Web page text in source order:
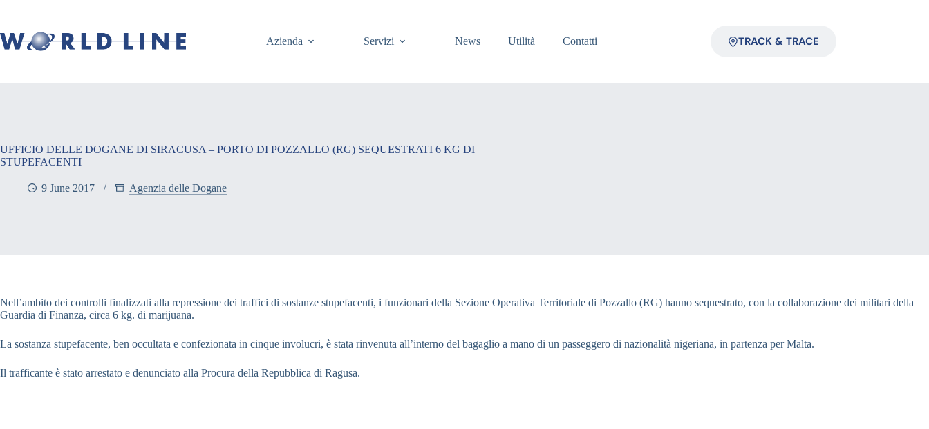
Azienda Servizi News Utilità Contatti TRACK & TRACE
UFFICIO DELLE DOGANE DI SIRACUSA – PORTO DI POZZALLO (RG) SEQUESTRATI 6 KG DI
STUPEFACENTI
9 June 2017 Agenzia delle Dogane
Nell’ambito dei controlli finalizzati alla repressione dei traffici di sostanze stupefacenti, i funzionari della Sezione Operativa Territoriale di Pozzallo (RG) hanno sequestrato, con la collaborazione dei militari della
Guardia di Finanza, circa 6 kg. di marijuana.
La sostanza stupefacente, ben occultata e confezionata in cinque involucri, è stata rinvenuta all’interno del bagaglio a mano di un passeggero di nazionalità nigeriana, in partenza per Malta.
Il trafficante è stato arrestato e denunciato alla Procura della Repubblica di Ragusa.